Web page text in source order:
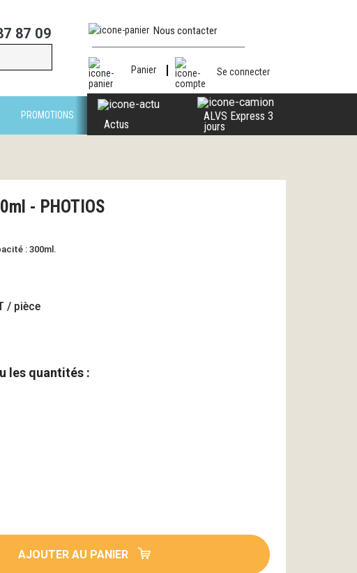
87 09 Nous contacter
Panier Se connecter
PROMOTIONS
Actus
ALVS Express 3
jours
- PHOTIOS
: 300ml.
/ pièce
les quantités :
AJOUTER AU PANIER